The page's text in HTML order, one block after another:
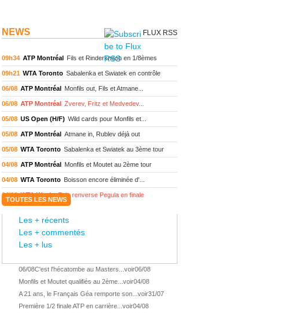
NEWS FLUX RSS
09h34 ATP Montréal Fils et Rinderknech en 1/8èmes
09h21 WTA Toronto Sabalenka et Swiatek en contrôle
06/08 ATP Montréal Monfils out, Fils et Atmane...
06/08 ATP Montréal Zverev, Fritz et Medvedev...
05/08 US Open (H/F) Wild cards pour Monfils et...
05/08 ATP Montréal Atmane in, Rublev déjà out
05/08 WTA Toronto Sabalenka et Swiatek au 3ème tour
04/08 ATP Montréal Monfils et Moutet au 2ème tour
04/08 WTA Toronto Boisson encore éliminée d'...
04/08 WTA Wash. Eala renverse Pegula en finale
WTA Memphis Liutova, 16 ans et déjà titrée
ATP Wash.
WTA Wash. Eala domine Svitolina
ATP Wash. De Minaur éliminé en 1/4
TOUTES LES NEWS
Les + récents
Les + commentés
Les + lus
06/08C'est l'hécatombe au Masters... voir06/08
Monfils et Moutet qualifiés au 2ème... voir04/08
A 21 ans, le Français Géa remporte son... voir31/07
Première 1/2 finale ATP en carrière... voir04/08